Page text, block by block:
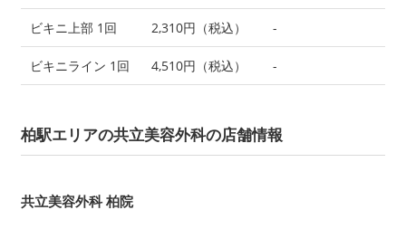
ビキニ上部 1回 2,310円（税込） -
ビキニライン 1回 4,510円（税込） -
柏駅エリアの共立美容外科の店舗情報
共立美容外科 柏院